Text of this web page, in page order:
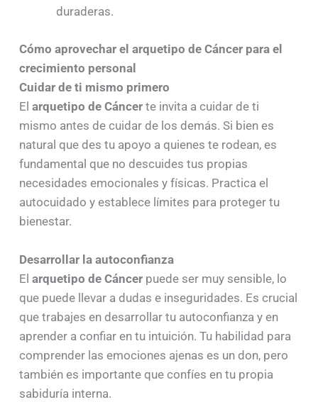
duraderas.
Cómo aprovechar el arquetipo de Cáncer para el
crecimiento personal
Cuidar de ti mismo primero
El arquetipo de Cáncerte invita a cuidar de ti
mismo antes de cuidar de los demás. Si bien es
natural que des tu apoyo a quienes te rodean, es
fundamental que no descuides tus propias
necesidades emocionales y físicas. Practica el
autocuidado y establece límites para proteger tu
bienestar.
Desarrollar la autoconfianza
El arquetipo de Cáncerpuede ser muy sensible, lo
que puede llevar a dudas e inseguridades. Es crucial
que trabajes en desarrollar tu autoconfianza y en
aprender a confiar en tu intuición. Tu habilidad para
comprender las emociones ajenas es un don, pero
también es importante que confíes en tu propia
sabiduría interna.